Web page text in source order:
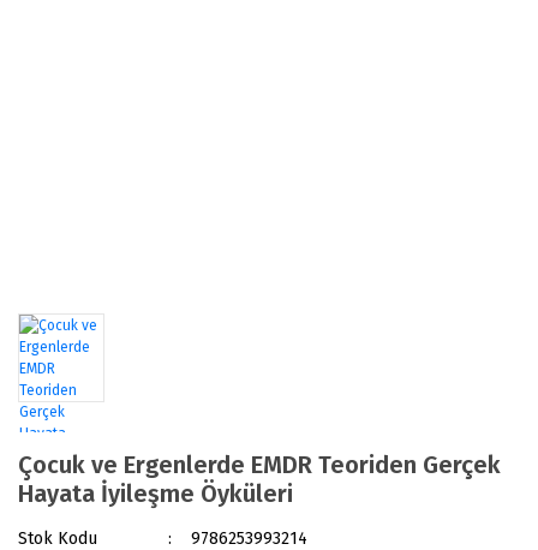
Çocuk ve Ergenlerde EMDR Teoriden Gerçek
Hayata İyileşme Öyküleri
Stok Kodu
9786253993214